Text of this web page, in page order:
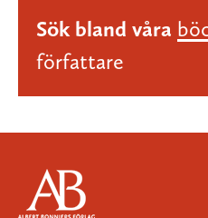
Sök bland våra
författare